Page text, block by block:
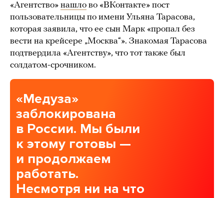
«Агентство» нашло во «ВКонтакте» пост
пользовательницы по имени Ульяна Тарасова,
которая заявила, что ее сын Марк «пропал без
вести на крейсере „Москва“». Знакомая Тарасова
подтвердила «Агентству», что тот также был
солдатом-срочником.
«Медуза»
заблокирована
в России. Мы были
к этому готовы —
и продолжаем
работать.
Несмотря ни на что